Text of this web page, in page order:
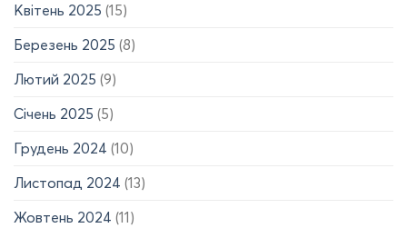
Квітень 2025 (15)
Березень 2025 (8)
Лютий 2025 (9)
Січень 2025 (5)
Грудень 2024 (10)
Листопад 2024 (13)
Жовтень 2024 (11)